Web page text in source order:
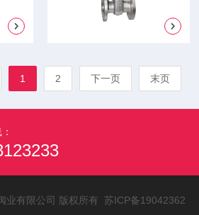
1 2 下一页 末页
业有限公司 版权所有苏ICP备19042362